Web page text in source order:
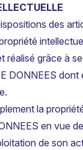
des
réalisé grâce à
DONNEES dont
la
en vue
de son